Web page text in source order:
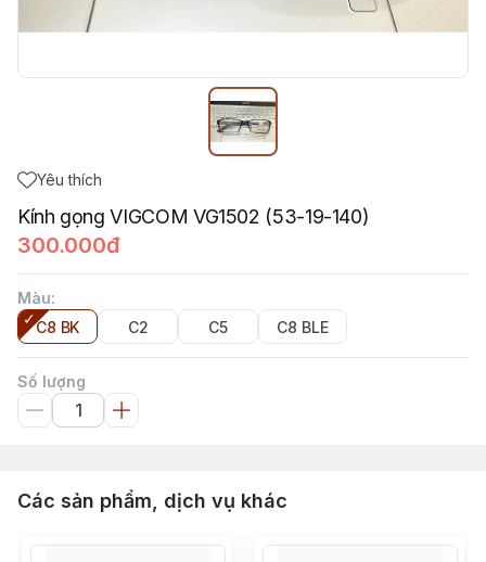
Yêu thích
Kính gọng VIGCOM VG1502 (53-19-140)
300.000đ
Màu:
C8 BK
C2 C5 C8 BLE
Số lượng
Các sản phẩm, dịch vụ khác